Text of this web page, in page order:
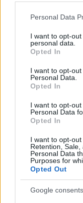
Please note that
not limited to your
grant or deny
use your data for
consent section.
Personal Data
I want to opt-
personal data.
Opted In
I want to opt-
Personal Data.
Opted In
I want to opt-
Personal Data
Opted In
I want to opt-out
Retention,
Personal Data
Purposes for
Opted Out
Google consents
desideriamo che
tempo,
che accendono
AUTORE
Susanna
Bra,